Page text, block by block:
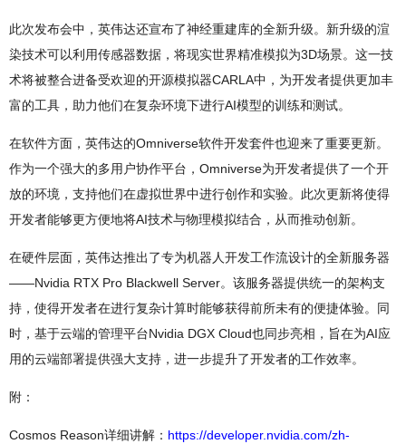
此次发布会中，英伟达还宣布了神经重建库的全新升级。新升级的渲
染技术可以利用传感器数据，将现实世界精准模拟为3D场景。这一技
术将被整合进备受欢迎的开源模拟器CARLA中，为开发者提供更加丰
富的工具，助力他们在复杂环境下进行AI模型的训练和测试。
在软件方面，英伟达的Omniverse软件开发套件也迎来了重要更新。
作为一个强大的多用户协作平台，Omniverse为开发者提供了一个开
放的环境，支持他们在虚拟世界中进行创作和实验。此次更新将使得
开发者能够更方便地将AI技术与物理模拟结合，从而推动创新。
在硬件层面，英伟达推出了专为机器人开发工作流设计的全新服务器
——Nvidia RTX Pro Blackwell Server。该服务器提供统一的架构支
持，使得开发者在进行复杂计算时能够获得前所未有的便捷体验。同
时，基于云端的管理平台Nvidia DGX Cloud也同步亮相，旨在为AI应
用的云端部署提供强大支持，进一步提升了开发者的工作效率。
附：
Cosmos Reason详细讲解： https://developer.nvidia.com/zh-